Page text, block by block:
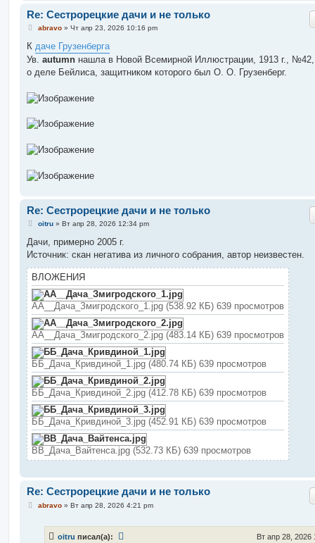
Re: Сестрорецкие дачи и не только
С
о
б
щ
е
н
е
abravo» Чт апр 23, 2026 10:16 pm
К даче Грузенберга
Ув. autumn нашла в Новой Всемирной Иллюстрации, 1913 г.,
о деле Бейлиса, защитником которого был О. О. Грузенберг.
Re: Сестрорецкие дачи и не только
С
о
щ
н
и
е
oitru» Вт апр 28, 2026 12:34 pm
Дачи, примерно 2005 г.
Источник: скан негатива из личного собрания, автор неизвестен.
ВЛОЖЕНИЯ
АА__Дача_Змигродского_1.jpg (538.92 КБ) 639 просмотров
АА__Дача_Змигродского_2.jpg (483.14 КБ) 639 просмотров
ББ_Дача_Кривдиной_1.jpg (480.74 КБ) 639 просмотров
ББ_Дача_Кривдиной_2.jpg (412.78 КБ) 639 просмотров
ББ_Дача_Кривдиной_3.jpg (452.91 КБ) 639 просмотров
ВВ_Дача_Вайтенса.jpg (532.73 КБ) 639 просмотров
Re: Сестрорецкие дачи и не только
Сabravo» Вт апр 28, 2026 4:21 pm
oitru писал(а): Вт апр 28, 2026